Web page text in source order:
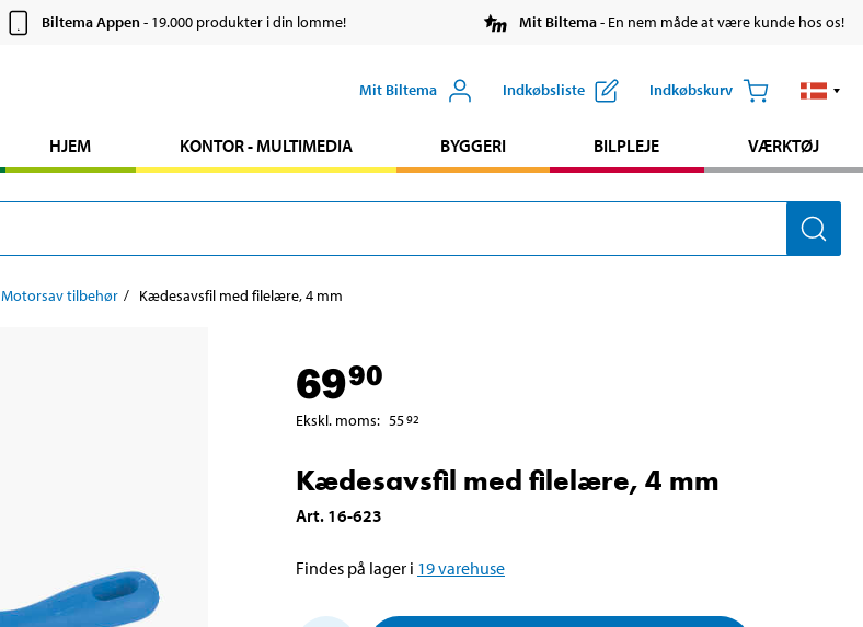
Biltema Appen- 19.000 produkter i din lomme! Mit Biltema- En nem måde at være kunde hos os!
Mit Biltema Indkøbsliste Indkøbskurv
HJEM KONTOR - MULTIMEDIA BYGGERI BILPLEJE VÆRKTØJ
Motorsav tilbehør Kædesavsfil med filelære, 4 mm
6990
Ekskl. moms: 5592
Kædesavsfil med filelære, 4 mm
Art. 16-623
Findes på lager i 19varehuse